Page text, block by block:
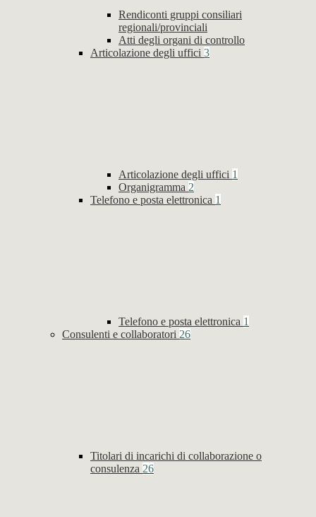
Rendiconti gruppi consiliari
regionali/provinciali
Atti degli organi di controllo
Articolazione degli uffici 3
Articolazione degli uffici 1
Organigramma 2
Telefono e posta elettronica 1
Telefono e posta elettronica 1
Consulenti e collaboratori 26
Titolari di incarichi di collaborazione o
consulenza 26